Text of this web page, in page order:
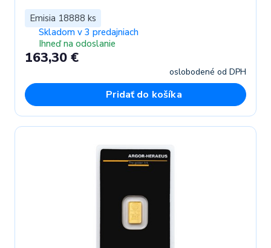
Emisia 18888 ks
Skladom v 3 predajniach
Ihneď na odoslanie
163,30 €
oslobodené od DPH
Pridať do košíka